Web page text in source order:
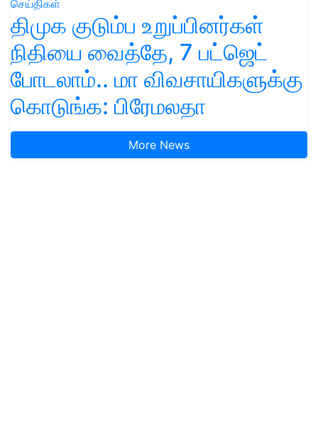
செய்திகள்
திமுக குடும்ப உறுப்பினர்கள்
நிதியை வைத்தே, 7 பட்ஜெட்
போடலாம்.. மா விவசாயிகளுக்கு
கொடுங்க: பிரேமலதா
More News